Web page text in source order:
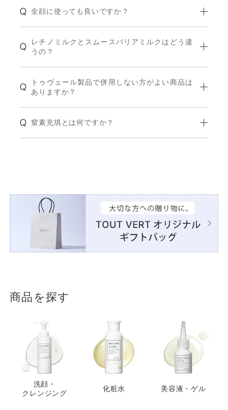
全顔に使っても良いですか？
レチノミルクとスムースバリアミルクはどう違
うの？
トゥヴェール製品で併用しない方がよい商品は
ありますか？
窒素充填とは何ですか？
商品を探す
洗顔・
クレンジング
化粧水 美容液・ゲル